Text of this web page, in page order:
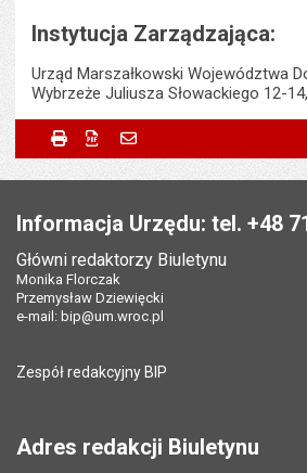
Instytucja Zarządzająca:
Urząd Marszałkowski Województwa
Wybrzeże Juliusza Słowackiego 12-
Metryczka
Odpowiedzialny za treść:
Ostatnio zaktualizował:
Data ostatniej aktualizacji:
Powiadom znajomego
Powiadom znajomego
Twój adres e-mail Pole wymagane
Tytuł e-mailaPole wymagane
*
Adres e-mail znajomego
Drukuj Zapisz do PDF
Informacja Urzędu: tel. +48
Główni redaktorzy Biuletynu
Monika Florczak
Przemysław Dziewięcki
e-mail: bip@um.wroc.pl
Zespół redakcyjny BIP
Adres redakcji Biuletynu